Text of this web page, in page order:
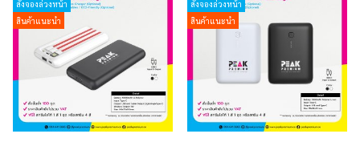
สั่งจองล่วงหน้า
สินค้าแนะนำ
สั่งจองล่วงหน้า
สินค้าแนะนำ